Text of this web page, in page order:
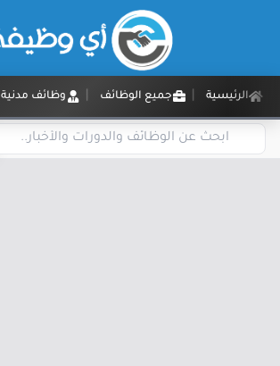
الرئيسية جميع الوظائف وظائف مدنية